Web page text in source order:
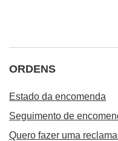
ORDENS
Estado da encomenda
Seguimento de
Quero fazer uma